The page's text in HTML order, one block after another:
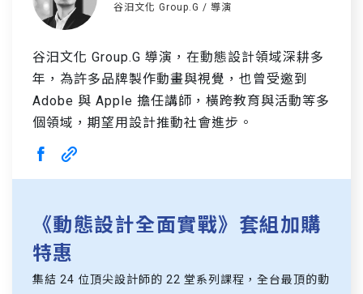
谷汩文化 Group.G / 導演
谷汩文化 Group.G 導演，在動態設計領域深耕多
年，為許多品牌製作動畫與視覺，也曾受邀到
Adobe 與 Apple 擔任講師，橫跨教育與活動等多
個領域，期望用設計推動社會進步。
《動態設計全面實戰》套組加購
特惠
集結 24 位頂尖設計師的 22 堂系列課程，全台最頂的動